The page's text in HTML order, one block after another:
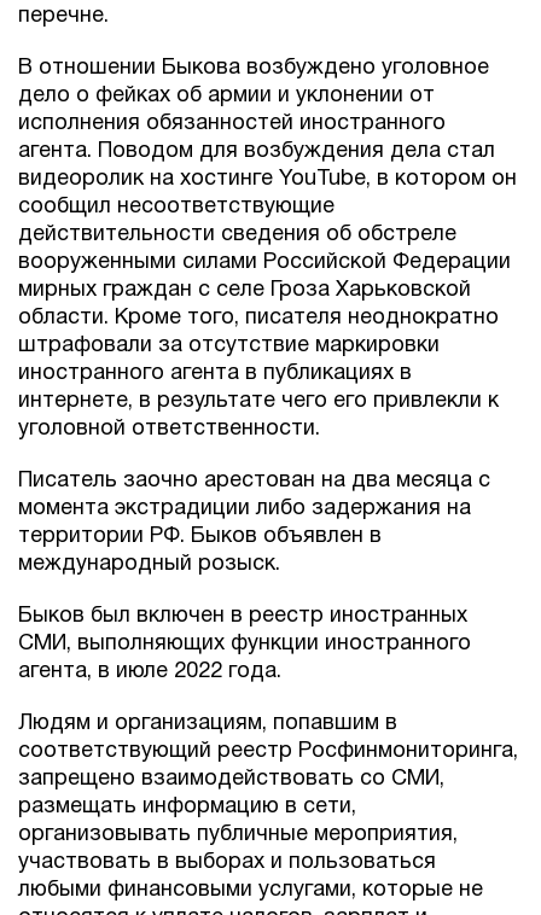
перечне.
В отношении Быкова возбуждено уголовное
дело о фейках об армии и уклонении от
исполнения обязанностей иностранного
агента. Поводом для возбуждения дела стал
видеоролик на хостинге YouTube, в котором он
сообщил несоответствующие
действительности сведения об обстреле
вооруженными силами Российской Федерации
мирных граждан с селе Гроза Харьковской
области. Кроме того, писателя неоднократно
штрафовали за отсутствие маркировки
иностранного агента в публикациях в
интернете, в результате чего его привлекли к
уголовной ответственности.
Писатель заочно арестован на два месяца с
момента экстрадиции либо задержания на
территории РФ. Быков объявлен в
международный розыск.
Быков был включен в реестр иностранных
СМИ, выполняющих функции иностранного
агента, в июле 2022 года.
Людям и организациям, попавшим в
соответствующий реестр Росфинмониторинга,
запрещено взаимодействовать со СМИ,
размещать информацию в сети,
организовывать публичные мероприятия,
участвовать в выборах и пользоваться
любыми финансовыми услугами, которые не